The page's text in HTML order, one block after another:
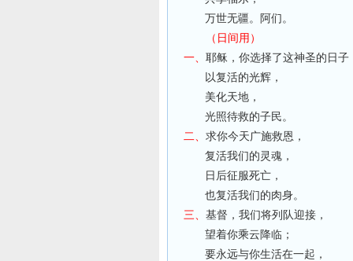
万世无疆。阿们。
（日间用）
一、 耶稣，你选择了这神圣的日子
以复活的光辉，
美化天地，
光照待救的子民。
二、 求你今天广施救恩，
复活我们的灵魂，
日后征服死亡，
也复活我们的肉身。
三、 基督，我们将列队迎接，
望着你乘云降临；
要永远与你生活在一起，